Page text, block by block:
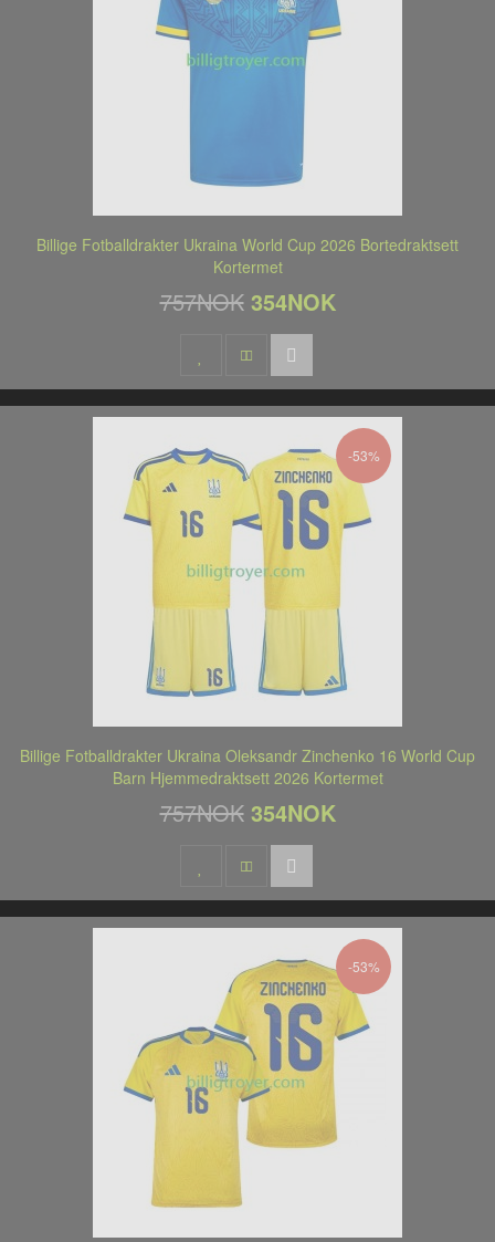
Billige Fotballdrakter Ukraina World Cup 2026 Bortedraktsett
Kortermet
757NOK 354NOK
-53%
Billige Fotballdrakter Ukraina Oleksandr Zinchenko 16 World Cup
Barn Hjemmedraktsett 2026 Kortermet
757NOK 354NOK
-53%